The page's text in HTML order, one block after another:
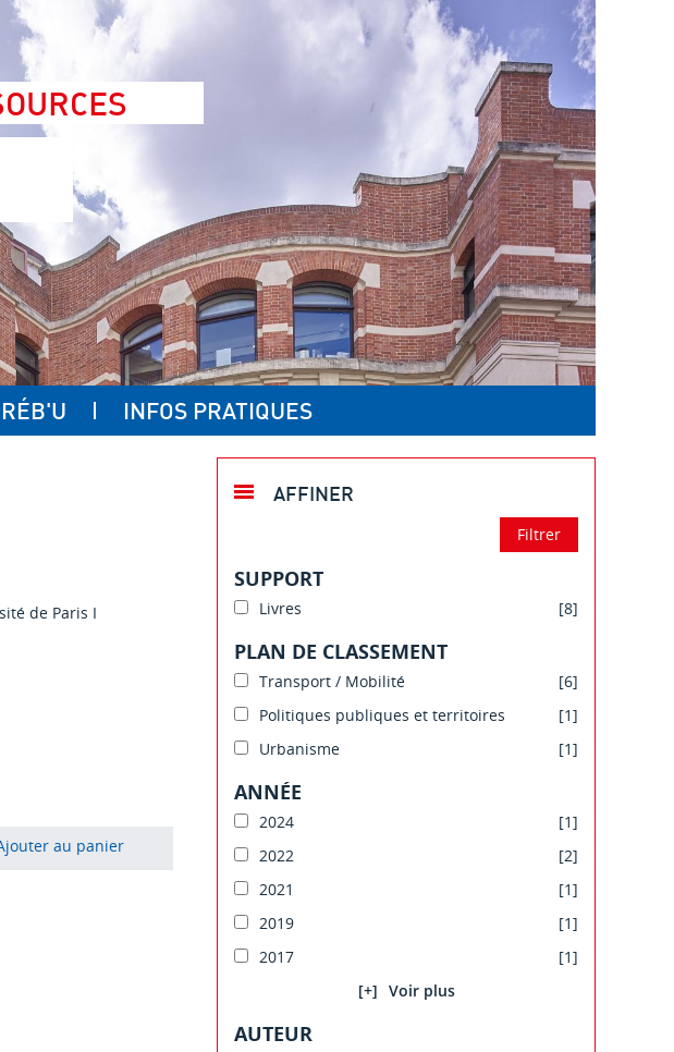
INFOS PRATIQUES
de Paris I
au panier
AFFINER
SUPPORT
Livres [8]
PLAN DE CLASSEMENT
Transport / Mobilité
[6]
Politiques publiques et territoires
[1]
Urbanisme
[1]
ANNÉE
2024
[1]
2022
[2]
2021
[1]
2019
[1]
2017
[1]
[+]
AUTEUR